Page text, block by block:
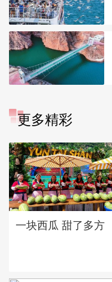
更多精彩
一块西瓜 甜了多方